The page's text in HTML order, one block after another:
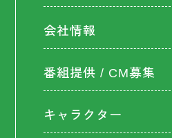
会社情報
番組提供 / CM募集
キャラクター